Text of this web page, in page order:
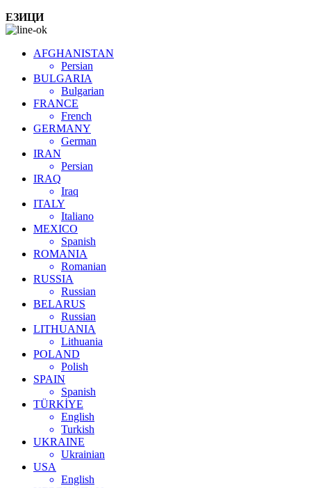
ЕЗИЦИ
AFGHANISTAN
Persian
BULGARIA
Bulgarian
FRANCE
French
GERMANY
German
IRAN
Persian
IRAQ
Iraq
ITALY
Italiano
MEXICO
Spanish
ROMANIA
Romanian
RUSSIA
Russian
BELARUS
Russian
LITHUANIA
Lithuania
POLAND
Polish
SPAIN
Spanish
TÜRKİYE
English
Turkish
UKRAINE
Ukrainian
USA
English